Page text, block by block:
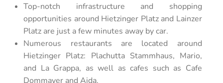
Top-notch infrastructure and shopping
opportunities around Hietzinger Platz and Lainzer
Platz are just a few minutes away by car.
Numerous restaurants are located around
Hietzinger Platz: Plachutta Stammhaus, Mario,
and La Grappa, as well as cafes such as Cafe
Dommayer and Aida.